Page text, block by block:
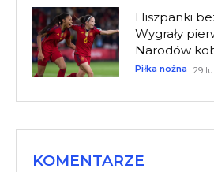
Hiszpanki
Wygrały
Narodów
Piłka nożna 29
KOMENTARZE